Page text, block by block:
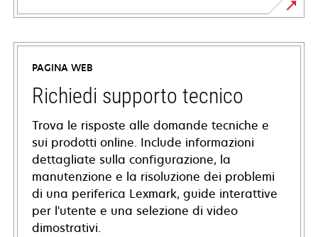
PAGINA WEB
Richiedi supporto tecnico
Trova le risposte alle domande tecniche e
sui prodotti online. Include informazioni
dettagliate sulla configurazione, la
manutenzione e la risoluzione dei problemi
di una periferica Lexmark, guide interattive
per l'utente e una selezione di video
dimostrativi.